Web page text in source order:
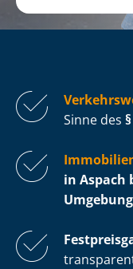
Sinne des
in Aspach
Umgebung